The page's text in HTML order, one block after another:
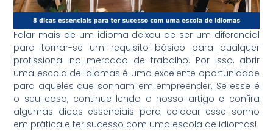
Falar mais de um idioma deixou de ser um diferencial
para tornar-se um requisito básico para qualquer
profissional no mercado de trabalho. Por isso, abrir
uma escola de idiomas é uma excelente oportunidade
para aqueles que sonham em empreender. Se esse é
o seu caso, continue lendo o nosso artigo e confira
algumas dicas essenciais para colocar esse sonho
em prática e ter sucesso com uma escola de idiomas!